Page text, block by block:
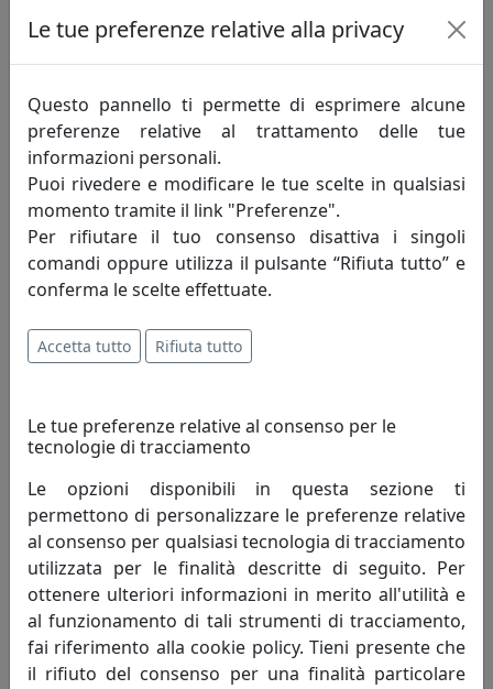
Specifiche
Informazioni sul brand
Innovazione-creatività-competitività: sono
i principi fondamentali che incarnano lo
spirito della mauro ferretti che da oltre
trent'anni, attraverso le evoluzioni del
miglioramento degli articoli proposti e del servizio
offerto al fine di soddisfare pienamente le esigenze di
Innovazione - è un'attività di pensiero che, elevando il
migliorando quindi il tenore di vita dell'uomo.
Innovazione è cambiamento che genera progresso
umano; porta con sé valori e risultati positivi, mai
negativi.
Creatività - è un termine che indica l'arte o la capacità di
creare e inventare."Creatività è unire elementi esistenti
Le tue preferenze relative alla privacy
Questo pannello ti permette di esprimere alcune
preferenze relative al trattamento delle tue
informazioni personali.
Puoi rivedere e modificare le tue scelte in qualsiasi
momento tramite il link "Preferenze".
Per rifiutare il tuo consenso disattiva i singoli
comandi oppure utilizza il pulsante “Rifiuta tutto” e
conferma le scelte effettuate.
Accetta tutto Rifiuta tutto
Le tue preferenze relative al consenso per le
tecnologie di tracciamento
Le opzioni disponibili in questa sezione ti
permettono di personalizzare le preferenze relative
al consenso per qualsiasi tecnologia di tracciamento
utilizzata per le finalità descritte di seguito. Per
ottenere ulteriori informazioni in merito all'utilità e
al funzionamento di tali strumenti di tracciamento,
fai riferimento alla cookie policy. Tieni presente che
il rifiuto del consenso per una finalità particolare